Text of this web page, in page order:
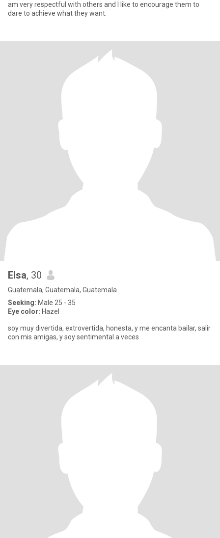
am very respectful with others and I like to encourage them to
dare to achieve what they want.
Elsa, 30
Guatemala, Guatemala, Guatemala
Seeking: Male 25 - 35
Eye color: Hazel
soy muy divertida, extrovertida, honesta, y me encanta bailar, salir
con mis amigas, y soy sentimental a veces